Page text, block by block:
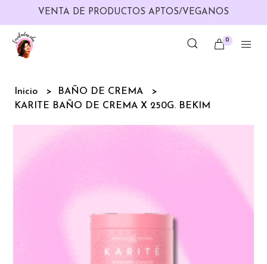
VENTA DE PRODUCTOS APTOS/VEGANOS
0
Inicio
BAÑO DE CREMA
KARITE BAÑO DE CREMA X 250G. BEKIM